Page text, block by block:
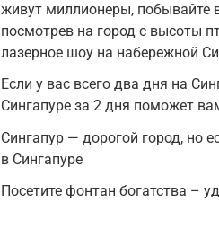
живут миллионеры, побывайте
посмотрев на город с высоты
лазерное шоу на набережной
Если у вас всего два дня на
Сингапуре за 2 дня поможет
Сингапур — дорогой город, но
в Сингапуре
Посетите фонтан богатства –